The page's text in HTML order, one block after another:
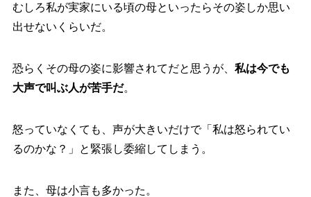
むしろ私が実家にいる頃の母といったらその姿しか思い
出せないくらいだ。
恐らくその母の姿に影響されてだと思うが、 私は今でも
大声で叫ぶ人が苦手だ。
怒っていなくても、声が大きいだけで「私は怒られてい
るのかな？」と緊張し委縮してしまう。
また、母は小言も多かった。